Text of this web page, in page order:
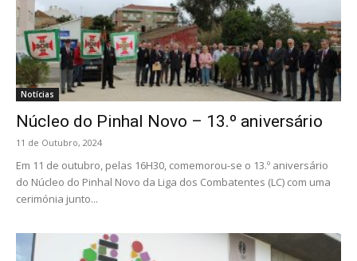
Notícias
Núcleo do Pinhal Novo – 13.º aniversário
11 de Outubro, 2024
Em 11 de outubro, pelas 16H30, comemorou-se o 13.º aniversário
do Núcleo do Pinhal Novo da Liga dos Combatentes (LC) com uma
cerimónia junto...